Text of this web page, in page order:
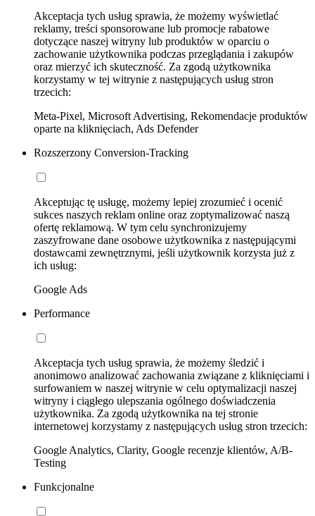
Akceptacja tych usług sprawia, że możemy wyświetlać
reklamy, treści sponsorowane lub promocje rabatowe
dotyczące naszej witryny lub produktów w oparciu o
zachowanie użytkownika podczas przeglądania i zakupów
oraz mierzyć ich skuteczność. Za zgodą użytkownika
korzystamy w tej witrynie z następujących usług stron
trzecich:
Meta-Pixel, Microsoft Advertising, Rekomendacje produktów
oparte na kliknięciach, Ads Defender
Rozszerzony Conversion-Tracking
Akceptując tę usługę, możemy lepiej zrozumieć i ocenić
sukces naszych reklam online oraz zoptymalizować naszą
ofertę reklamową. W tym celu synchronizujemy
zaszyfrowane dane osobowe użytkownika z następującymi
dostawcami zewnętrznymi, jeśli użytkownik korzysta już z
ich usług:
Google Ads
Performance
Akceptacja tych usług sprawia, że możemy śledzić i
anonimowo analizować zachowania związane z kliknięciami i
surfowaniem w naszej witrynie w celu optymalizacji naszej
witryny i ciągłego ulepszania ogólnego doświadczenia
użytkownika. Za zgodą użytkownika na tej stronie
internetowej korzystamy z następujących usług stron trzecich:
Google Analytics, Clarity, Google recenzje klientów, A/B-
Testing
Funkcjonalne